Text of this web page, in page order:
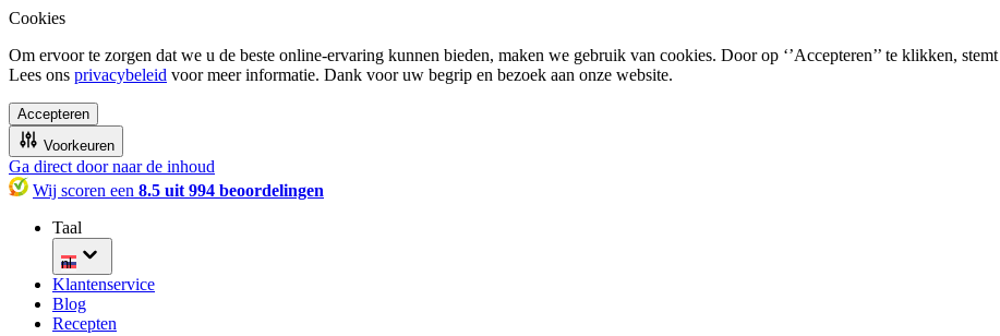
Cookies
Om ervoor te zorgen dat we u de beste online-ervaring kunnen bieden, maken we gebruik van cookies. Door op ‘’Accepteren’’ te klikken,
Lees ons privacybeleid voor meer informatie. Dank voor uw begrip en bezoek aan onze website.
Accepteren
Voorkeuren
Ga direct door naar de inhoud
Wij scoren een 8.5 uit 994 beoordelingen
Taal
nl
Klantenservice
Blog
Recepten